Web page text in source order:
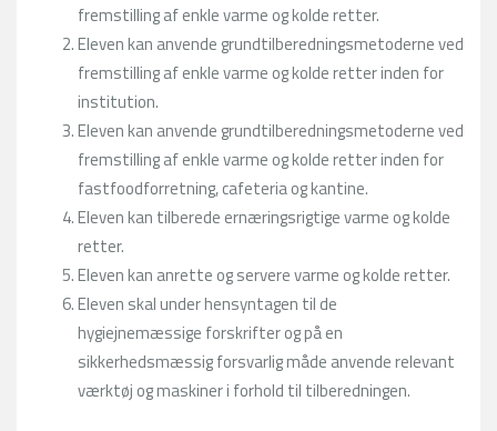
fremstilling af enkle varme og kolde retter.
Eleven kan anvende grundtilberedningsmetoderne ved
fremstilling af enkle varme og kolde retter inden for
institution.
Eleven kan anvende grundtilberedningsmetoderne ved
fremstilling af enkle varme og kolde retter inden for
fastfoodforretning, cafeteria og kantine.
Eleven kan tilberede ernæringsrigtige varme og kolde
retter.
Eleven kan anrette og servere varme og kolde retter.
Eleven skal under hensyntagen til de
hygiejnemæssige forskrifter og på en
sikkerhedsmæssig forsvarlig måde anvende relevant
værktøj og maskiner i forhold til tilberedningen.